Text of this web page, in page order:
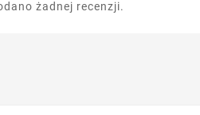
żadnej recenzji.